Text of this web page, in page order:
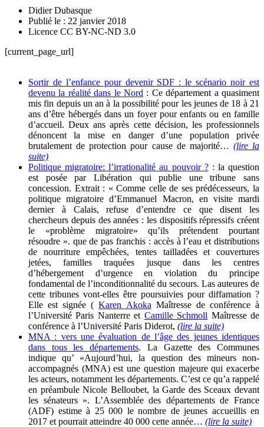
Didier Dubasque
Publié le : 22 janvier 2018
Licence CC BY-NC-ND 3.0
[current_page_url]
Sortir de l’enfance pour devenir SDF : le scénario noir est
devenu la réalité dans le Nord : Ce département a quasiment
mis fin depuis un an à la possibilité pour les jeunes de 18 à 21
ans d’être hébergés dans un foyer pour enfants ou en famille
d’accueil. Deux ans après cette décision, les professionnels
dénoncent la mise en danger d’une population privée
brutalement de protection pour cause de majorité… (lire la
suite)
Politique migratoire: l’irrationalité au pouvoir ?: la question
est posée par Libération qui publie une tribune sans
concession. Extrait : « Comme celle de ses prédécesseurs, la
politique migratoire d’Emmanuel Macron, en visite mardi
dernier à Calais, refuse d’entendre ce que disent les
chercheurs depuis des années : les dispositifs répressifs créent
le «problème migratoire» qu’ils prétendent pourtant
résoudre ». que de pas franchis : accès à l’eau et distributions
de nourriture empêchées, tentes tailladées et couvertures
jetées, familles traquées jusque dans les centres
d’hébergement d’urgence en violation du principe
fondamental de l’inconditionnalité du secours. Las auteures de
cette tribunes vont-elles être poursuivies pour diffamation ?
Elle est signée (Karen Akoka Maîtresse de conférence à
l’Université Paris Nanterre et Camille Schmoll Maîtresse de
conférence à l’Université Paris Diderot, (lire la suite)
MNA : vers une évaluation de l’âge des jeunes identiques
dans tous les départements. La Gazette des Communes
indique qu’ «Aujourd’hui, la question des mineurs non-
accompagnés (MNA) est une question majeure qui exacerbe
les acteurs, notamment les départements. C’est ce qu’a rappelé
en préambule Nicole Belloubet, la Garde des Sceaux devant
les sénateurs ». L’Assemblée des départements de France
(ADF) estime à 25 000 le nombre de jeunes accueillis en
2017 et pourrait atteindre 40 000 cette année… (lire la suite)